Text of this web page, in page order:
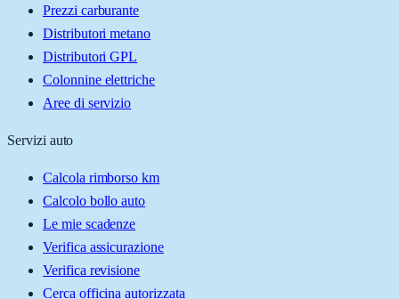
Prezzi carburante
Distributori metano
Distributori GPL
Colonnine elettriche
Aree di servizio
Servizi auto
Calcola rimborso km
Calcolo bollo auto
Le mie scadenze
Verifica assicurazione
Verifica revisione
Cerca officina autorizzata